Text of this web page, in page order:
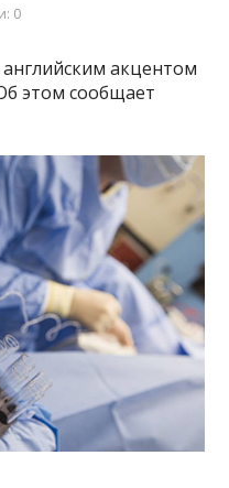
0
акцентом
этом сообщает